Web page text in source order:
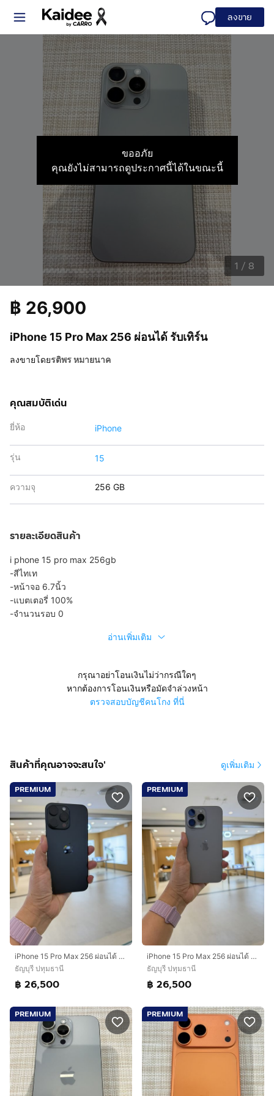
ลงขาย
ขออภัย
คุณยังไม่สามารถดูประกาศนี้ได้ในขณะนี้
1 / 8
iPhone 15 Pro Max 256 ผ่อนได้ รับเทิร์น
฿ 26,900
ลงขายโดยรติพร หมายนาค
คุณสมบัติเด่น
ยี่ห้อ iPhone
รุ่น 15
ความจุ 256 GB
รายละเอียดสินค้า
i phone 15 pro max 256gb
-สีไทเท
-หน้าจอ 6.7นิ้ว
-แบตเตอรี่ 100%
-จำนวนรอบ 0
อ่านเพิ่มเติม
กรุณาอย่าโอนเงินไม่ว่ากรณีใดๆ
หากต้องการโอนเงินหรือมัดจำล่วงหน้า
ตรวจสอบบัญชีคนโกง ที่นี่
สินค้าที่คุณอาจจะสนใจ' ดูเพิ่มเติม
PREMIUM
iPhone 15 Pro Max 256 ผ่อนได้ รับเทิร์น
ธัญบุรี ปทุมธานี
฿ 26,500
PREMIUM
iPhone 15 Pro Max 256 ผ่อนได้ รับเทิร์น
ธัญบุรี ปทุมธานี
฿ 26,500
PREMIUM PREMIUM